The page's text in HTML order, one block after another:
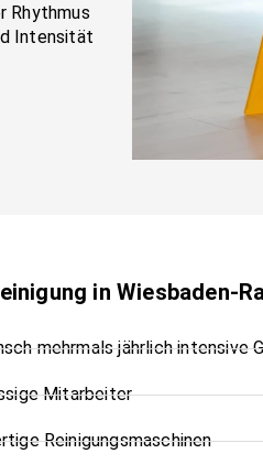
Rhythmus
Intensität
in Wiesbaden-
mehrmals jährlich intensive
Mitarbeiter
Reinigungsmaschinen